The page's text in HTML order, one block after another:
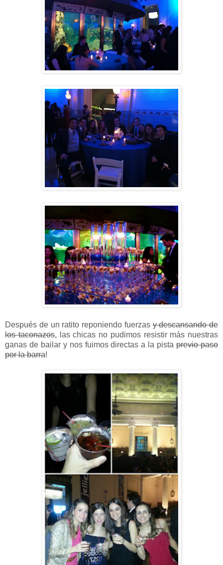
Después de un ratito reponiendo fuerzasy descansando de
los taconazos, las chicas no pudimos resistir más nuestras
ganas de bailar y nos fuimos directas a la pistaprevio paso
por la barra!